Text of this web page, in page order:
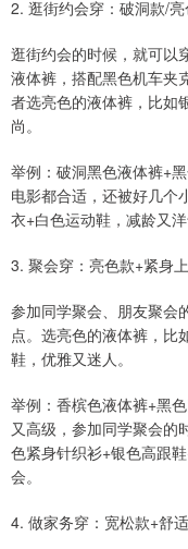
2. 逛街约会穿：破洞款/
逛街约会的时候，就可以
液体裤，搭配黑色机车夹
者选亮色的液体裤，比如
尚。
举例：破洞黑色液体裤+
电影都合适，还被好几个
衣+白色运动鞋，减龄又
3. 聚会穿：亮色款+紧身
参加同学聚会、朋友聚会
点。选亮色的液体裤，比
鞋，优雅又迷人。
举例：香槟色液体裤+黑
又高级，参加同学聚会的
色紧身针织衫+银色高跟
会。
4. 做家务穿：宽松款+舒